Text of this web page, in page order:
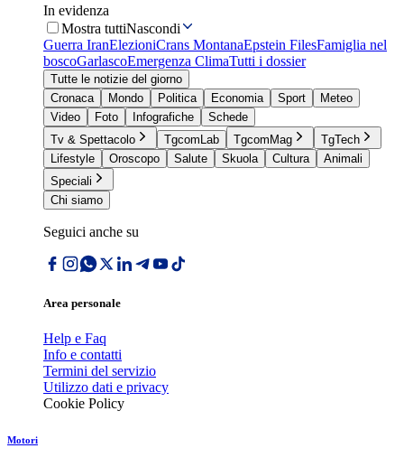
In evidenza
Mostra tuttiNascondi
Guerra IranElezioniCrans MontanaEpstein FilesFamiglia nel
boscoGarlascoEmergenza ClimaTutti i dossier
Tutte le notizie del giorno
Cronaca
Mondo Politica Economia Sport
Meteo
Video
Foto Infografiche
Schede
Tv & Spettacolo
TgcomLab TgcomMag
TgTech
Lifestyle
Oroscopo Salute Skuola Cultura
Animali
Speciali
Chi siamo
Seguici anche su
Area personale
Help e Faq
Info e contatti
Termini del servizio
Utilizzo dati e privacy
Cookie Policy
Motori